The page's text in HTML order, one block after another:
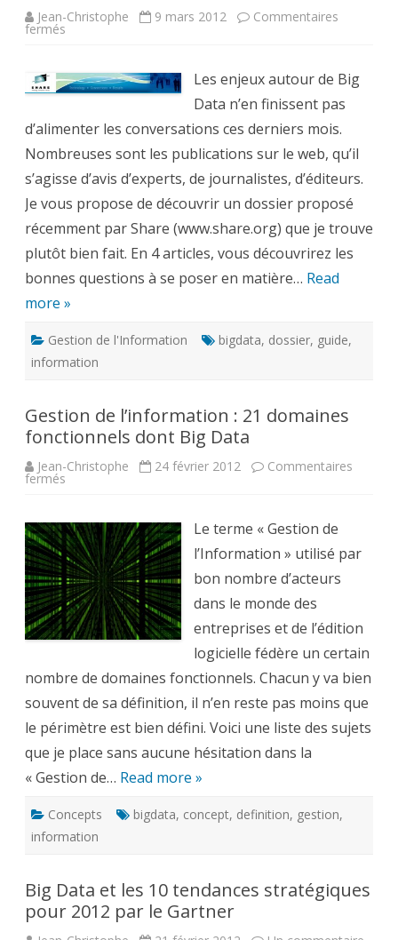
Jean-Christophe 9 mars 2012 Commentaires
fermés
si
on
les
bonnes
questions
?
Les enjeux autour de Big
Data n’en finissent pas
d’alimenter les conversations ces derniers mois.
Nombreuses sont les publications sur le web, qu’il
s’agisse d’avis d’experts, de journalistes, d’éditeurs.
Je vous propose de découvrir un dossier proposé
récemment par Share (www.share.org) que je trouve
plutôt bien fait. En 4 articles, vous découvrirez les
bonnes questions à se poser en matière… Read
more »
Gestion de l'Information bigdata, dossier, guide,
information
Gestion de l’information : 21 domaines
fonctionnels dont Big Data
Jean-Christophe 24 février 2012 Commentaires
fermés
:
21
domaines
fonctionnels
dont
Big
Data
Le terme « Gestion de
l’Information » utilisé par
bon nombre d’acteurs
dans le monde des
entreprises et de l’édition
logicielle fédère un certain
nombre de domaines fonctionnels. Chacun y va bien
souvent de sa définition, il n’en reste pas moins que
le périmètre est bien défini. Voici une liste des sujets
que je place sans aucune hésitation dans la
« Gestion de… Read more »
Concepts bigdata, concept, definition, gestion,
information
Big Data et les 10 tendances stratégiques
pour 2012 par le Gartner